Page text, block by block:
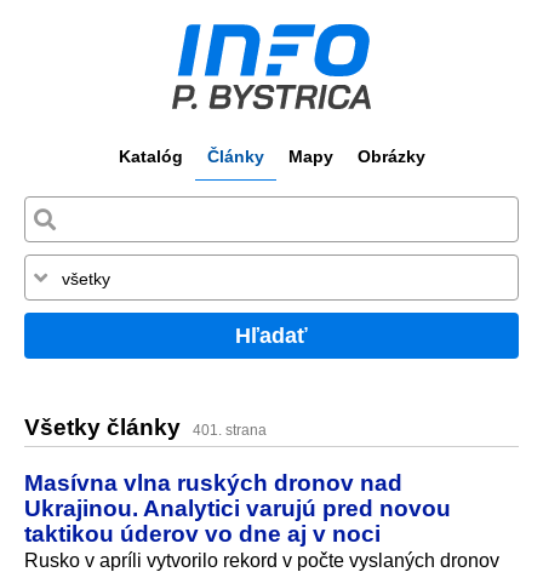
Katalóg Články Mapy Obrázky
Hľadať
Všetky články 401. strana
Masívna vlna ruských dronov nad
Ukrajinou. Analytici varujú pred novou
taktikou úderov vo dne aj v noci
Rusko v apríli vytvorilo rekord v počte vyslaných dronov